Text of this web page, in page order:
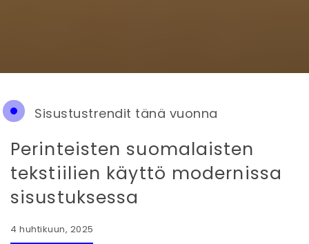
Sisustustrendit tänä vuonna
Perinteisten suomalaisten
tekstiilien käyttö modernissa
sisustuksessa
4 huhtikuun, 2025